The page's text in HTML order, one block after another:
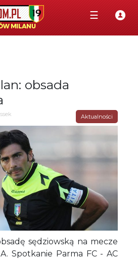
☰
obsada
Aktualności
sędziowską na mecze
Spotkanie Parma FC - AC